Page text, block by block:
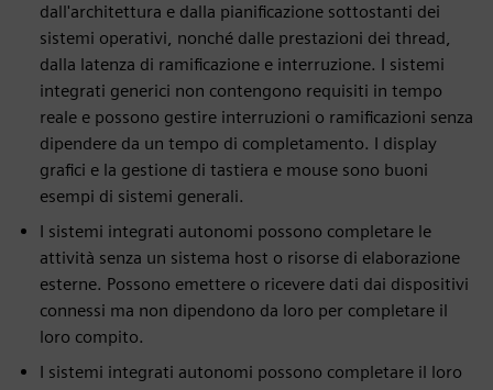
dall'architettura e dalla pianificazione sottostanti dei
sistemi operativi, nonché dalle prestazioni dei thread,
dalla latenza di ramificazione e interruzione. I sistemi
integrati generici non contengono requisiti in tempo
reale e possono gestire interruzioni o ramificazioni senza
dipendere da un tempo di completamento. I display
grafici e la gestione di tastiera e mouse sono buoni
esempi di sistemi generali.
I sistemi integrati autonomi possono completare le
attività senza un sistema host o risorse di elaborazione
esterne. Possono emettere o ricevere dati dai dispositivi
connessi ma non dipendono da loro per completare il
loro compito.
I sistemi integrati autonomi possono completare il loro